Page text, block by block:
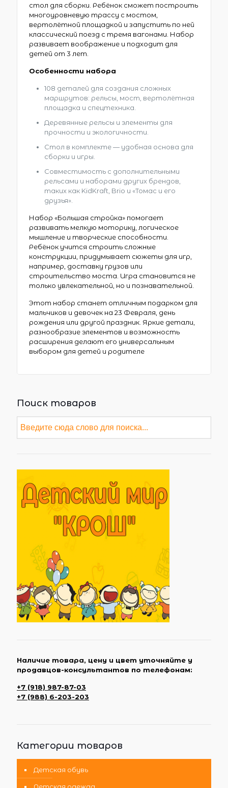
стол для сборки. Ребёнок сможет построить
многоуровневую трассу с мостом,
вертолётной площадкой и запустить по ней
классический поезд с тремя вагонами. Набор
развивает воображение и подходит для
детей от 3 лет.
Особенности набора
108 деталей для создания сложных
маршрутов: рельсы, мост, вертолётная
площадка и спецтехника.
Деревянные рельсы и элементы для
прочности и экологичности.
Стол в комплекте — удобная основа для
сборки и игры.
Совместимость с дополнительными
рельсами и наборами других брендов,
таких как KidKraft, Brio и «Томас и его
друзья».
Набор «Большая стройка» помогает
развивать мелкую моторику, логическое
мышление и творческие способности.
Ребёнок учится строить сложные
конструкции, придумывает сюжеты для игр,
например, доставку грузов или
строительство моста. Игра становится не
только увлекательной, но и познавательной.
Этот набор станет отличным подарком для
мальчиков и девочек на 23 Февраля, день
рождения или другой праздник. Яркие детали,
разнообразие элементов и возможность
расширения делают его универсальным
выбором для детей и родителе
Поиск товаров
Наличие товара, цену и цвет уточняйте у
продавцов-консультантов по телефонам:
+7 (918) 987-87-03
+7 (988) 6-203-203
Категории товаров
Детская обувь